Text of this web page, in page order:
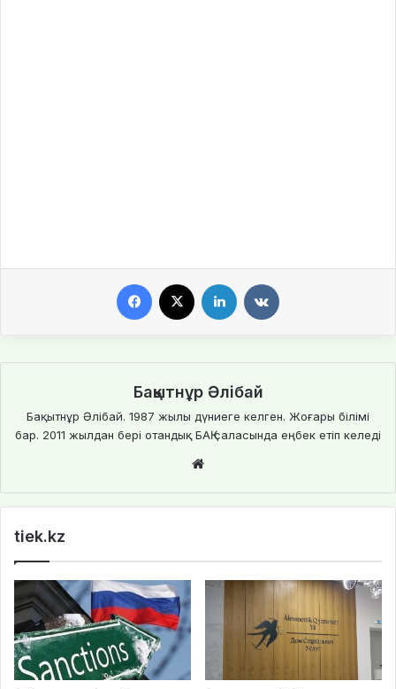
Бақытнұр Әлібай
Бақытнұр Әлібай. 1987 жылы дүниеге келген. Жоғары білімі
бар. 2011 жылдан бері отандық БАҚ саласында еңбек етіп келеді
te
tiek.kz